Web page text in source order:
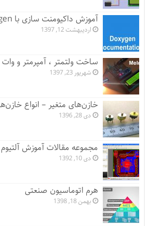
آموزش داکیومنت سازی با Doxygen
اردیبهشت 12, 1397
ساخت ولتمتر ، آمپرمتر و وات
شهریور 23, 1397
خازن‌های متغیر – انواع
دی 28, 1396
مجموعه مقالات آموزش آلتیوم
دی 10, 1392
هرم اتوماسیون صنعتی
بهمن 18, 1398